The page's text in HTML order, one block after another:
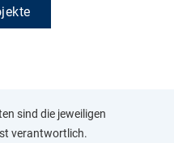
sind die jeweiligen
verantwortlich.